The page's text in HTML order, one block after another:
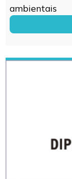
ambientais